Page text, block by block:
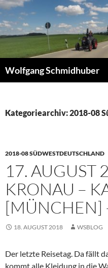
Zum
Inhalt
springen
Wolfgang Schmidhuber
Kategoriearchiv: 2018-08
2018-08 SÜDWESTDEUTSCHLAND
17. AUGUST
KRONAU –
[MÜNCHEN]
18. AUGUST 2018 WSBLOG
Der letzte Reisetag. Da fällt
kommt alle Kleidung in die